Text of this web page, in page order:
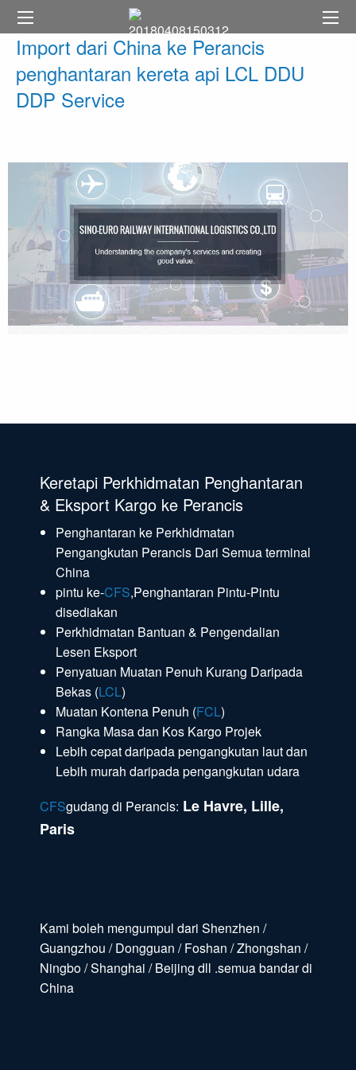
Import dari China ke Perancis
penghantaran kereta api LCL DDU
DDP Service
Keretapi Perkhidmatan Penghantaran
& Eksport Kargo ke Perancis
Penghantaran ke Perkhidmatan
Pengangkutan Perancis Dari Semua terminal
China
pintu ke-CFS,Penghantaran Pintu-Pintu
disediakan
Perkhidmatan Bantuan & Pengendalian
Lesen Eksport
Penyatuan Muatan Penuh Kurang Daripada
Bekas (LCL)
Muatan Kontena Penuh (FCL)
Rangka Masa dan Kos Kargo Projek
Lebih cepat daripada pengangkutan laut dan
Lebih murah daripada pengangkutan udara
CFSgudang di Perancis: Le Havre, Lille,
Paris
Kami boleh mengumpul dari Shenzhen /
Guangzhou / Dongguan / Foshan / Zhongshan /
Ningbo / Shanghai / Beijing dll .semua bandar di
China